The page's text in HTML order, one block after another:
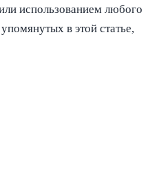
использованием любого
в этой статье,